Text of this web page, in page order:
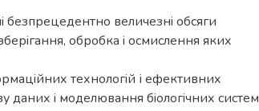
безпрецедентно величезнi обсяги
обробка i осмислення яких
технологiй і ефективних
даних i моделювання бiологiчних систем